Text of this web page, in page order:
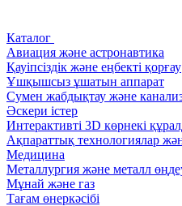
Каталог
Авиация және астронавтика
Қауіпсіздік және еңбекті қорғау
Ұшқышсыз ұшатын аппарат
Сумен жабдықтау және
Әскери істер
Интерактивті 3D көрнекі
Ақпараттық технологиялар
Медицина
Металлургия және металл
Мұнай және газ
Тағам өнеркәсібі